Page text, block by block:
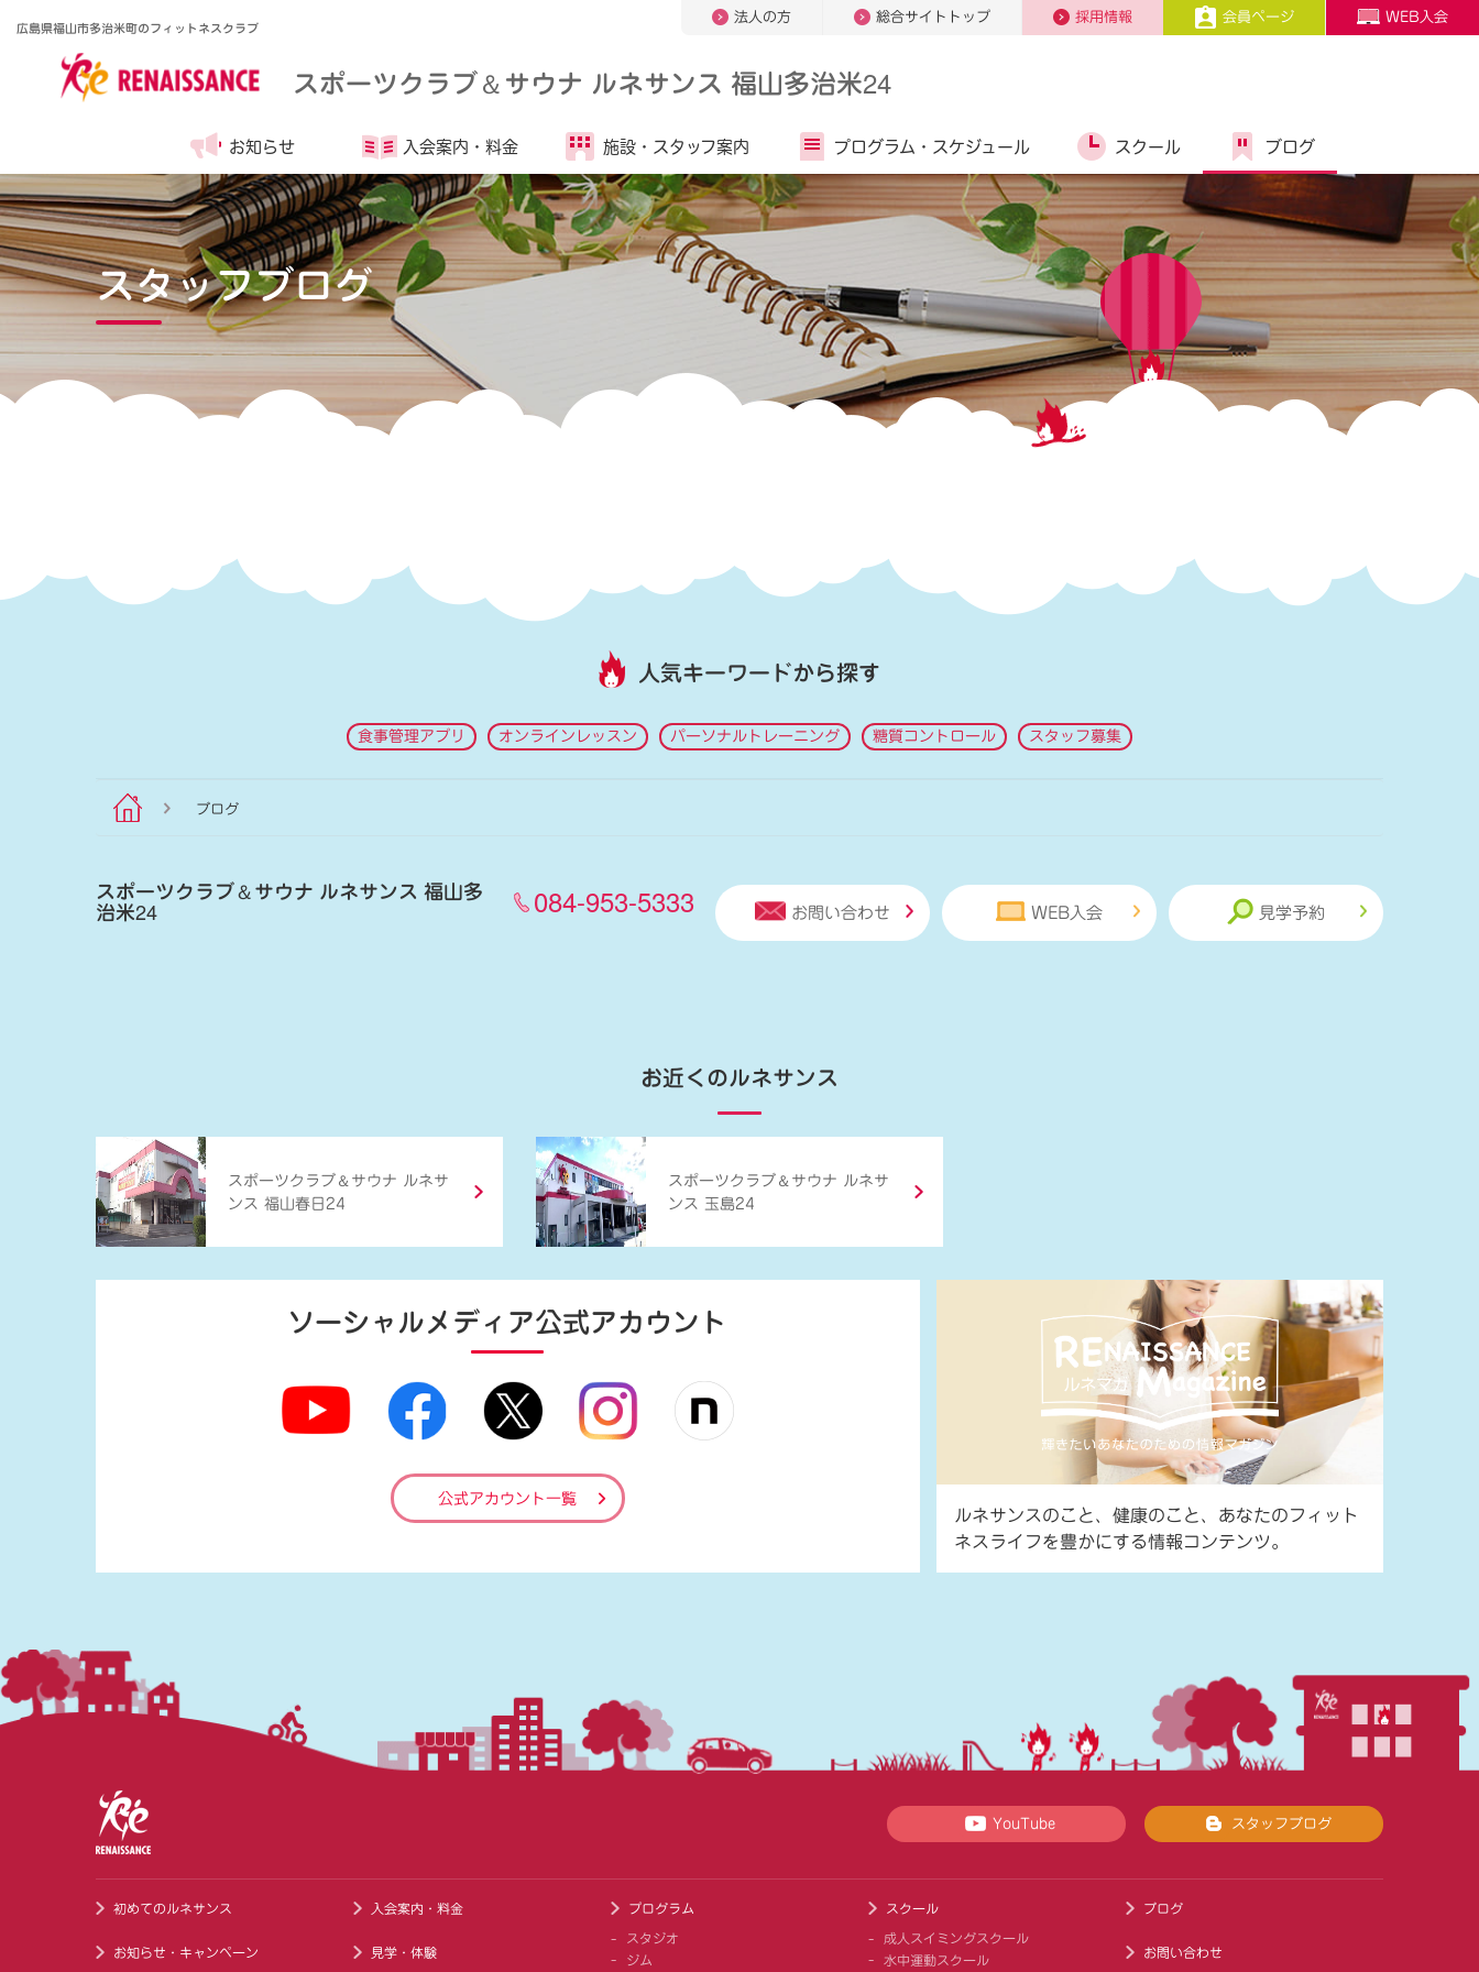
広島県福山市多治米町のフィットネスクラブ
法人の方 総合サイトトップ 採用情報 会員ページ WEB入会
スポーツクラブ＆サウナ ルネサンス 福山多治米24
お知らせ 入会案内・ 料金 施設・ スタッフ案内 プログラム・ スケジュール スクール ブログ
スタッフブログ
人気キーワードから探す
食事管理アプリ オンラインレッスン パーソナルトレーニング 糖質コントロール スタッフ募集
ブログ
スポーツクラブ＆サウナ ルネサンス 福山多
治米24 084-953-5333 お問い合わせ WEB入会 見学予約
お近くのルネサンス
スポーツクラブ ＆ サウナ ルネサ
ンス 福山春日24
スポーツクラブ ＆ サウナ ルネサ
ンス 玉島24
ソーシャルメディア公式アカウント
公式アカウント一覧
ルネサンスのこと、健康のこと、あなたのフィット
ネスライフを豊かにする情報コンテンツ。
YouTube スタッフブログ
初めてのルネサンス
お知らせ・キャンペーン
入会案内・料金
見学・体験
プログラム
スタジオ
ジム
スクール
成人スイミングスクール
水中運動スクール
ブログ
お問い合わせ